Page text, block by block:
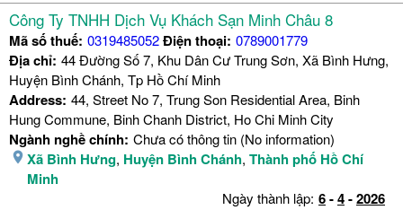
Công Ty TNHH Dịch Vụ Khách Sạn Minh Châu 8
Mã số thuế: 0319485052Điện thoại: 0789001779
Địa chỉ: 44 Đường Số 7, Khu Dân Cư Trung Sơn, Xã Bình Hưng,
Huyện Bình Chánh, Tp Hồ Chí Minh
Address: 44, Street No 7, Trung Son Residential Area, Binh
Hung Commune, Binh Chanh District, Ho Chi Minh City
Ngành nghề chính: Chưa có thông tin (No information)
Xã Bình Hưng, Huyện Bình Chánh, Thành phố Hồ Chí
Minh
Ngày thành lập: 6-4-2026